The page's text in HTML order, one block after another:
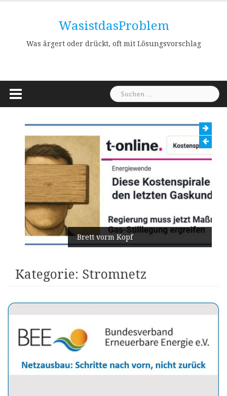
WasistdasProblem
Was ärgert oder drückt, oft mit Lösungsvorschlag
Suchen
nach:
Brett vorm Kopf
Kategorie: Stromnetz